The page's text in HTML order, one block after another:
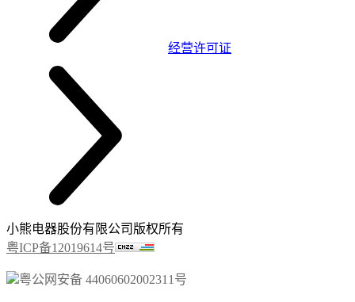
经营许可证
小熊电器股份有限公司版权所有
粤ICP备12019614号
粤公网安备 44060602002311号